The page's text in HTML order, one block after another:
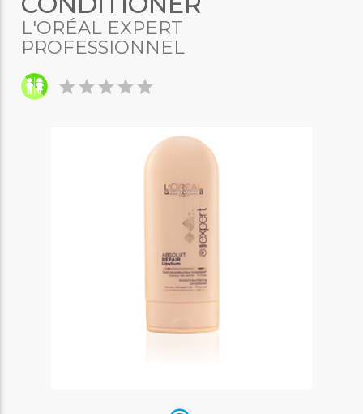
L'ORÉAL EXPERT
PROFESSIONNEL
starstarstarstarstar